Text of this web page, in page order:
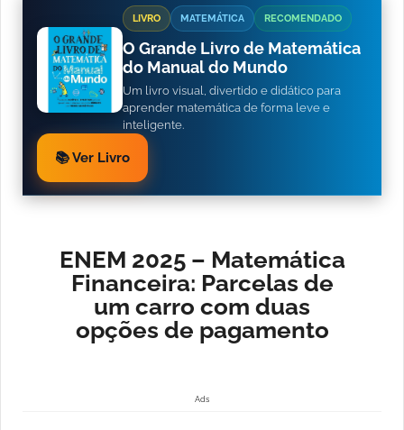
LIVRO MATEMÁTICA RECOMENDADO
O Grande Livro de Matemática
do Manual do Mundo
Um livro visual, divertido e didático para
aprender matemática de forma leve e
inteligente.
📚 Ver Livro
ENEM 2025 – Matemática
Financeira: Parcelas de
um carro com duas
opções de pagamento
Ads